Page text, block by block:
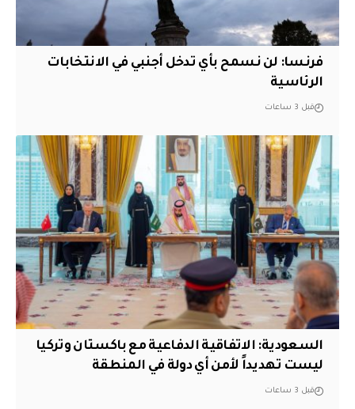
فرنسا: لن نسمح بأي تدخل أجنبي في الانتخابات
الرئاسية
قبل 3 ساعات
السعودية: الاتفاقية الدفاعية مع باكستان وتركيا
ليست تهديداً لأمن أي دولة في المنطقة
قبل 3 ساعات